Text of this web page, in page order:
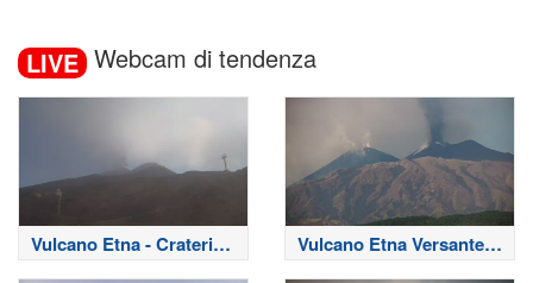
LIVE Webcam di tendenza
Vulcano Etna - Crateri
Sommitali
Vulcano Etna Versante
Nord